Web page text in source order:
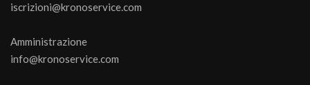
iscrizioni@kronoservice.com
Amministrazione
info@kronoservice.com